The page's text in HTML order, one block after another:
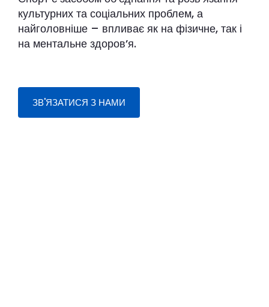
культурних та соціальних проблем, а
найголовніше – впливає як на фізичне, так і
на ментальне здоровʼя.
ЗВ'ЯЗАТИСЯ З НАМИ